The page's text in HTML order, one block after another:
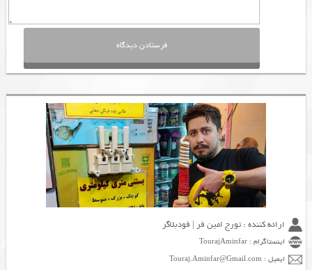
ارائه کننده : تورج امین فر | فودبلاگر
اینستاگرام : TourajAminfar
ایمیل : Touraj.Aminfar@Gmail.com